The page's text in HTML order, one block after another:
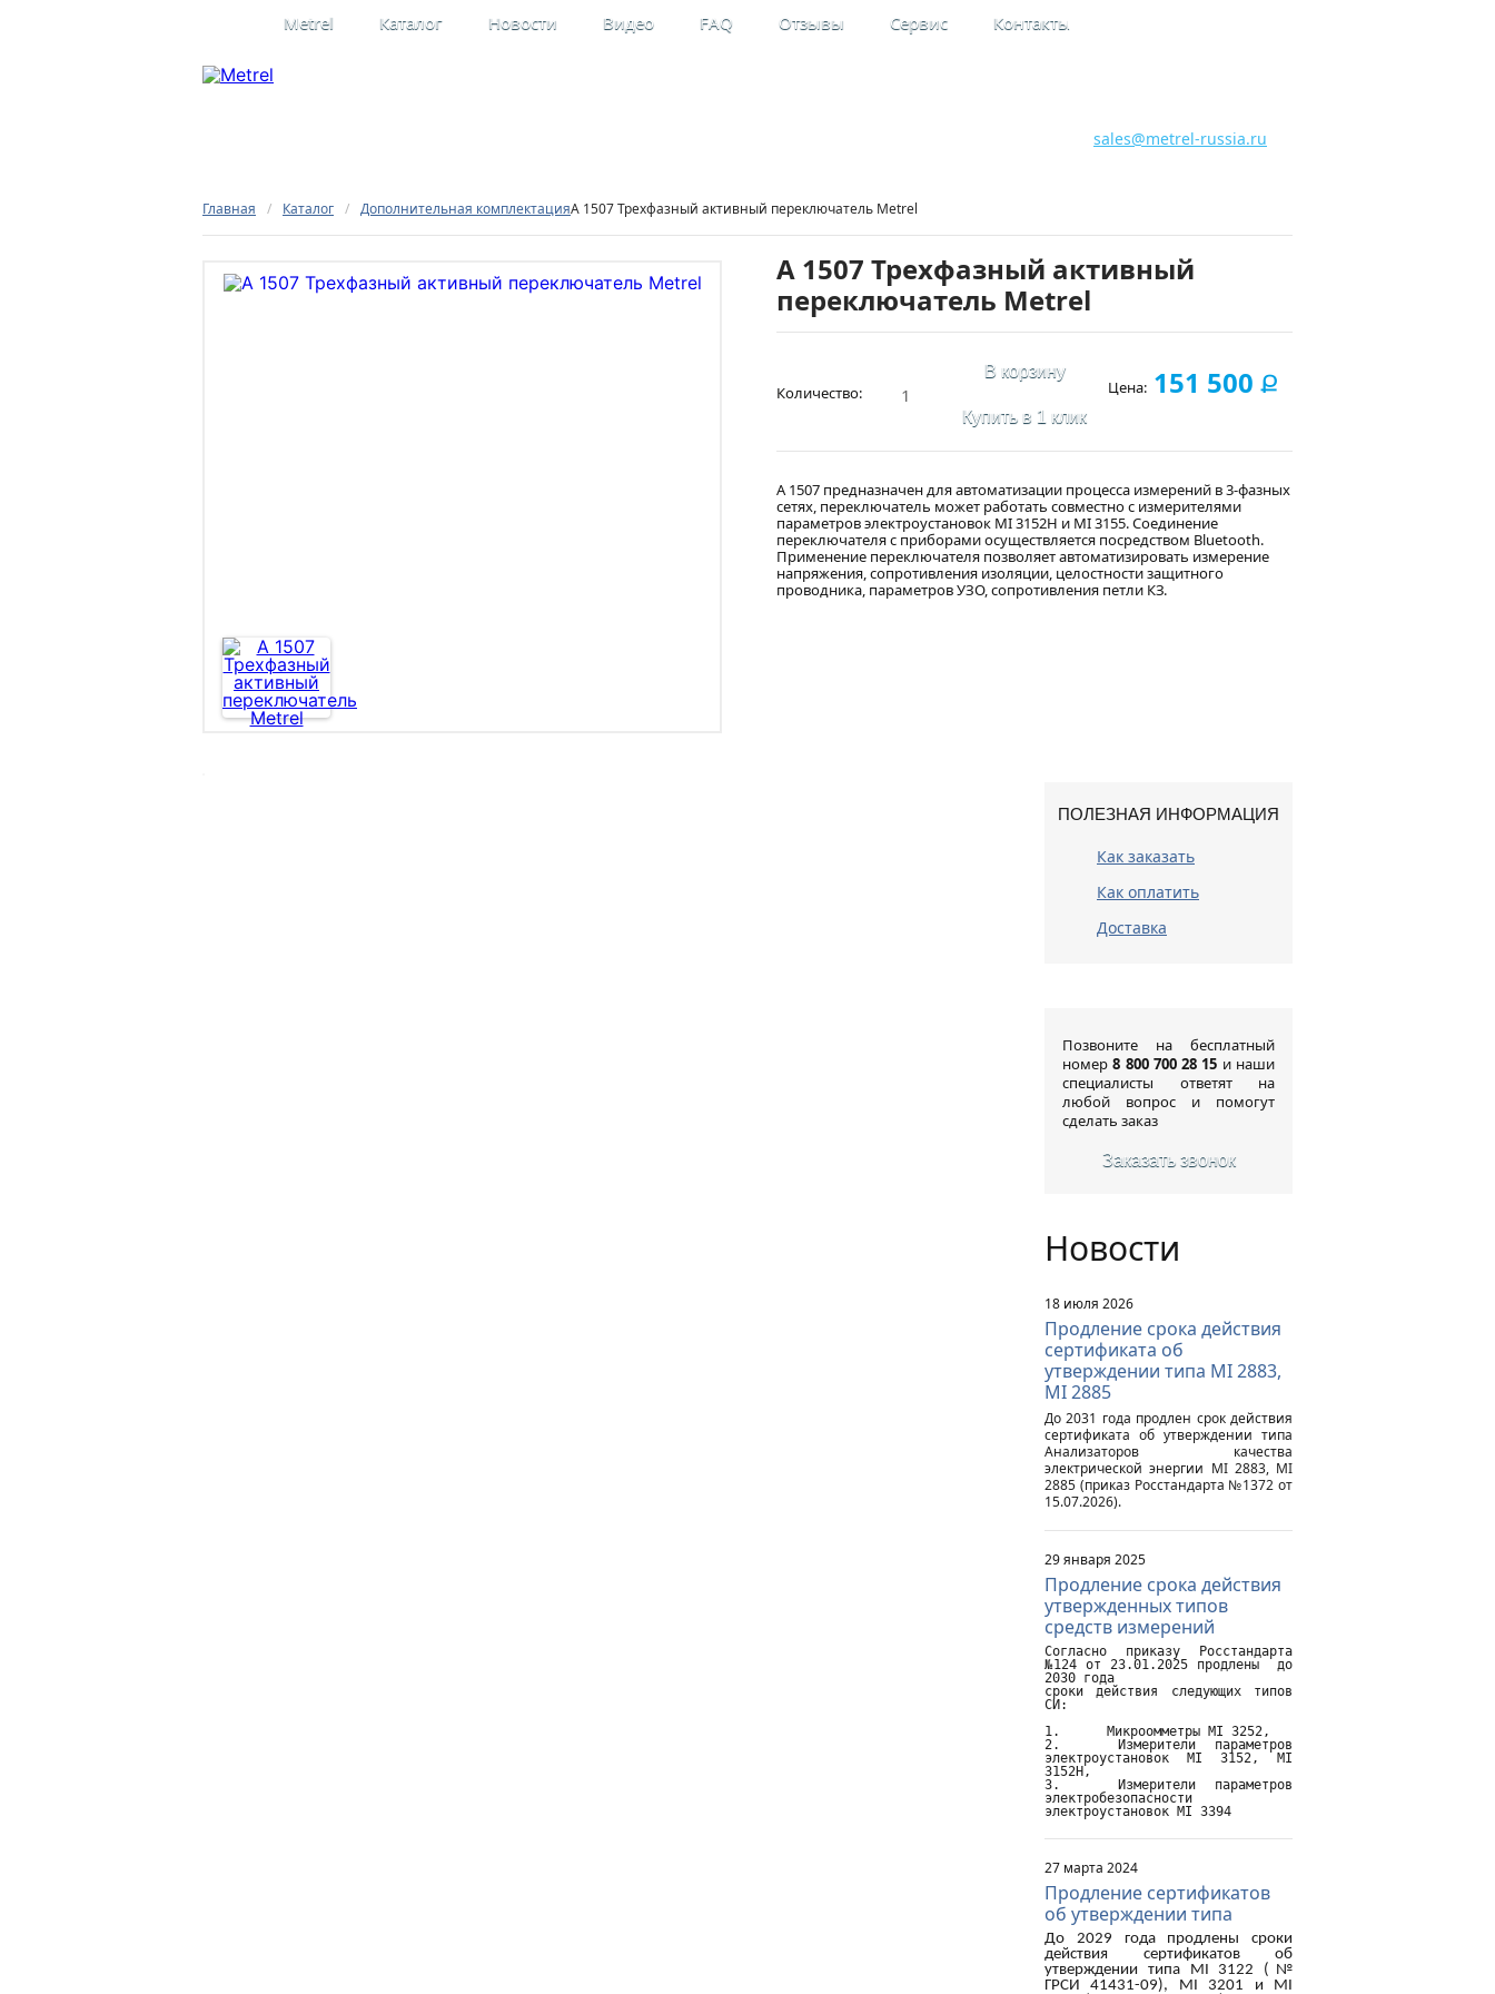
Metrel Каталог Новости Видео FAQ Отзывы Сервис Контакты
sales@metrel-russia.ru
Главная / Каталог / Дополнительная комплектацияA 1507 Трехфазный активный переключатель Metrel
A 1507 Трехфазный активный
переключатель Metrel
Количество:
В корзину
Купить в 1 клик
Цена: 151 500 Ք
А 1507 предназначен для автоматизации процесса измерений в 3-фазных
сетях, переключатель может работать совместно с измерителями
параметров электроустановок MI 3152H и MI 3155. Соединение
переключателя с приборами осуществляется посредством Bluetooth.
Применение переключателя позволяет автоматизировать измерение
напряжения, сопротивления изоляции, целостности защитного
проводника, параметров УЗО, сопротивления петли КЗ.
ПОЛЕЗНАЯ ИНФОРМАЦИЯ
Как заказать
Как оплатить
Доставка
Позвоните на бесплатный
номер8 800 700 28 15 и наши
специалисты ответят на
любой вопрос и помогут
сделать заказ
Заказать звонок
Новости
18 июля 2026
Продление срока действия
сертификата об
утверждении типа MI 2883,
MI 2885
До 2031 года продлен срок действия
сертификата об утверждении типа
Анализаторов качества
электрической энергии MI 2883, MI
2885 (приказ Росстандарта №1372 от
15.07.2026).
29 января 2025
Продление срока действия
утвержденных типов
средств измерений
Согласно приказу Росстандарта
№124 от 23.01.2025 продлены  до
2030 года
сроки действия следующих типов
СИ:
1.	Микроомметры MI 3252,
2.	Измерители параметров
электроустановок MI 3152, MI
3152H,
3.	Измерители параметров
электробезопасности
электроустановок MI 3394
27 марта 2024
Продление сертификатов
об утверждении типа
До 2029 года продлены сроки
действия сертификатов об
утверждении типа MI 3122 (№
ГРСИ 41431-09), MI 3201 и MI